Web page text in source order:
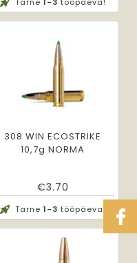
308 WIN ECOSTRIKE
10,7g NORMA
€3.70
Tarne 1-3 tööpäeva!